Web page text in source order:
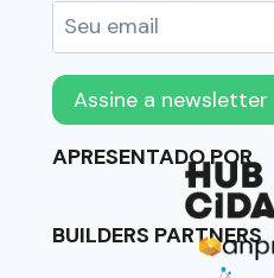
APRESENTADO POR
BUILDERS PARTNERS